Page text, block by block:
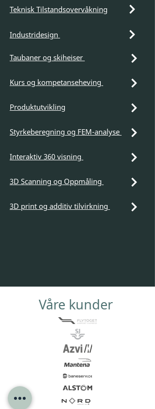
Teknisk Tilstandsovervåkning
Industridesign
Taubaner og skiheiser
Kurs og kompetanseheving
Produktutvikling
Styrkeberegning og FEM-analyse
Interaktiv 360 visning
3D Scanning og Oppmåling
3D print og additiv tilvirkning
Våre kunder